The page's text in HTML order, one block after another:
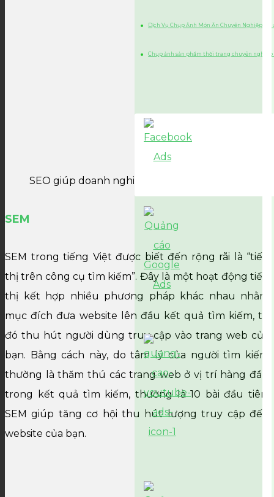
Dịch Vụ Chụp Ảnh Món Ăn Chuyên Nghiệp,
Chụp ảnh sản phẩm thời trang chuyên nghiệp
SEO giúp doanh nghiệp tiếp cận với khách hàng
SEM
SEM trong tiếng Việt được biết đến rộng rãi là “tiếp
thị trên công cụ tìm kiếm”. Đây là một hoạt động tiếp
thị kết hợp nhiều phương pháp khác nhau nhằm
mục đích đưa website lên đầu kết quả tìm kiếm, từ
đó thu hút người dùng truy cập vào trang web của
bạn. Bằng cách này, do tâm lý của người tìm kiếm
thường là thăm thú các trang web ở vị trí hàng đầu
trong kết quả tìm kiếm, thường là 10 bài đầu tiên,
SEM giúp tăng cơ hội thu hút lượng truy cập đến
website của bạn.